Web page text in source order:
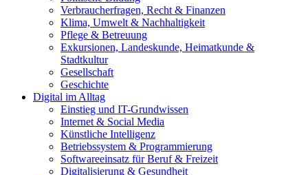
Verbraucherfragen, Recht & Finanzen
Klima, Umwelt & Nachhaltigkeit
Pflege & Betreuung
Exkursionen, Landeskunde, Heimatkunde &
Stadtkultur
Gesellschaft
Geschichte
Digital im Alltag
Einstieg und IT-Grundwissen
Internet & Social Media
Künstliche Intelligenz
Betriebssystem & Programmierung
Softwareeinsatz für Beruf & Freizeit
Digitalisierung & Gesundheit